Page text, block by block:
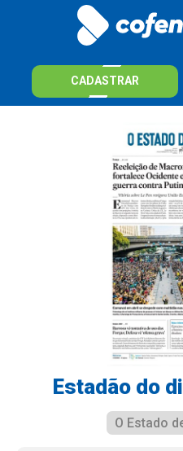
CADASTRAR
Estadão do
O Estado